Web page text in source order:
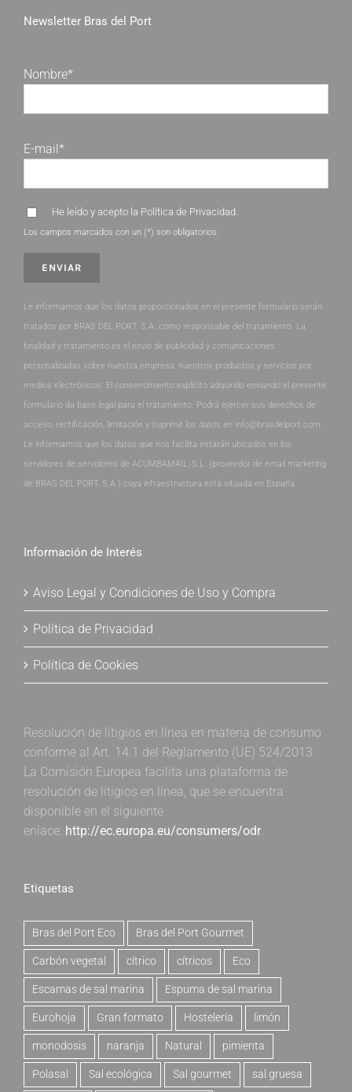
Newsletter Bras del Port
Nombre*
E-mail*
He leído y acepto la Política de Privacidad.
Los campos marcados con un (*) son obligatorios.
Le informamos que los datos proporcionados en el presente formulario serán
tratados por BRAS DEL PORT, S.A. como responsable del tratamiento. La
finalidad y tratamiento es el envío de publicidad y comunicaciones
personalizadas sobre nuestra empresa, nuestros productos y servicios por
medios electrónicos. El consentimiento explícito adquirido enviando el presente
formulario da base legal para el tratamiento. Podrá ejercer sus derechos de
acceso, rectificación, limitación y suprimir los datos en info@brasdelport.com.
Le informamos que los datos que nos facilita estarán ubicados en los
servidores de servidores de ACUMBAMAIL, S.L. (proveedor de email marketing
de BRAS DEL PORT, S.A.) cuya infraestructura está situada en España.
Información de Interés
Aviso Legal y Condiciones de Uso y Compra
Política de Privacidad
Política de Cookies
Resolución de litigios en línea en materia de consumo
conforme al Art. 14.1 del Reglamento (UE) 524/2013:
La Comisión Europea facilita una plataforma de
resolución de litigios en línea, que se encuentra
disponible en el siguiente
enlace: http://ec.europa.eu/consumers/odr.
Etiquetas
Bras del Port Eco Bras del Port Gourmet
Carbón vegetal cítrico cítricos Eco
Escamas de sal marina Espuma de sal marina
Eurohoja Gran formato Hostelería limón
monodosis naranja Natural pimienta
Polasal Sal ecológica Sal gourmet sal gruesa